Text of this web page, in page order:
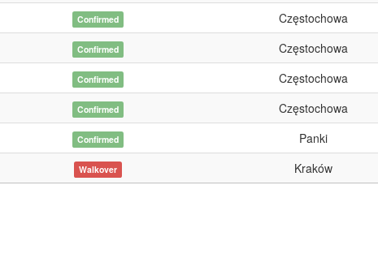
Confirmed Częstochowa
Confirmed Częstochowa
Confirmed Częstochowa
Confirmed Częstochowa
Confirmed Panki
Walkover Kraków